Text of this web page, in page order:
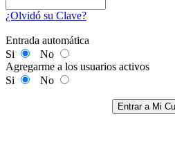
¿Olvidó su Clave?
Entrada automática
Si
No
Agregarme a los usuarios activos
Si
No
Entrar a Mi